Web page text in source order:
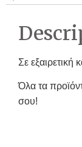
Σε εξαιρετική
Όλα τα
σου!